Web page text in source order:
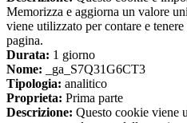
Memorizza e aggiorna un valore
viene utilizzato per contare e
pagina.
Durata: 1 giorno
Nome: _ga_S7Q31G6CT3
Tipologia: analitico
Proprieta: Prima parte
Descrizione: Questo cookie viene